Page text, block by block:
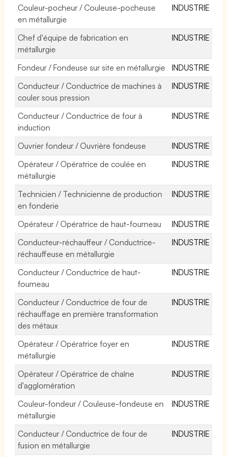
Couleur-pocheur / Couleuse-pocheuse
en métallurgie
INDUSTRIE
Chef d'équipe de fabrication en
métallurgie
INDUSTRIE
Fondeur / Fondeuse sur site en métallurgie
INDUSTRIE
Conducteur / Conductrice de machines à
couler sous pression
INDUSTRIE
Conducteur / Conductrice de four à
induction
INDUSTRIE
Ouvrier fondeur / Ouvrière fondeuse
INDUSTRIE
Opérateur / Opératrice de coulée en
métallurgie
INDUSTRIE
Technicien / Technicienne de production
en fonderie
INDUSTRIE
Opérateur / Opératrice de haut-fourneau
INDUSTRIE
Conducteur-réchauffeur / Conductrice-
réchauffeuse en métallurgie
INDUSTRIE
Conducteur / Conductrice de haut-
fourneau
INDUSTRIE
Conducteur / Conductrice de four de
réchauffage en première transformation
des métaux
INDUSTRIE
Opérateur / Opératrice foyer en
métallurgie
INDUSTRIE
Opérateur / Opératrice de chaîne
d'agglomération
INDUSTRIE
Couleur-fondeur / Couleuse-fondeuse en
métallurgie
INDUSTRIE
Conducteur / Conductrice de four de
fusion en métallurgie
INDUSTRIE